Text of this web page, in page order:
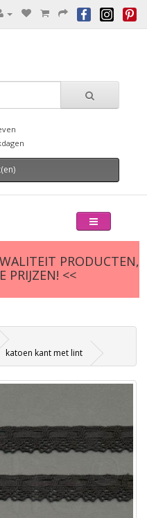
PRODUCTEN,
PRIJZEN! <<
katoen kant met lint